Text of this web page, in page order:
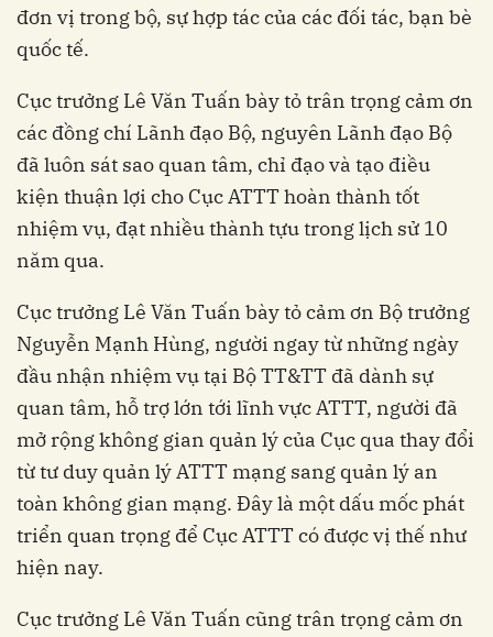
đơn vị trong bộ, sự hợp tác của các đối tác, bạn bè
quốc tế.
Cục trưởng Lê Văn Tuấn bày tỏ trân trọng cảm ơn
các đồng chí Lãnh đạo Bộ, nguyên Lãnh đạo Bộ
đã luôn sát sao quan tâm, chỉ đạo và tạo điều
kiện thuận lợi cho Cục ATTT hoàn thành tốt
nhiệm vụ, đạt nhiều thành tựu trong lịch sử 10
năm qua.
Cục trưởng Lê Văn Tuấn bày tỏ cảm ơn Bộ trưởng
Nguyễn Mạnh Hùng, người ngay từ những ngày
đầu nhận nhiệm vụ tại Bộ TT&TT đã dành sự
quan tâm, hỗ trợ lớn tới lĩnh vực ATTT, người đã
mở rộng không gian quản lý của Cục qua thay đổi
từ tư duy quản lý ATTT mạng sang quản lý an
toàn không gian mạng. Đây là một dấu mốc phát
triển quan trọng để Cục ATTT có được vị thế như
hiện nay.
Cục trưởng Lê Văn Tuấn cũng trân trọng cảm ơn